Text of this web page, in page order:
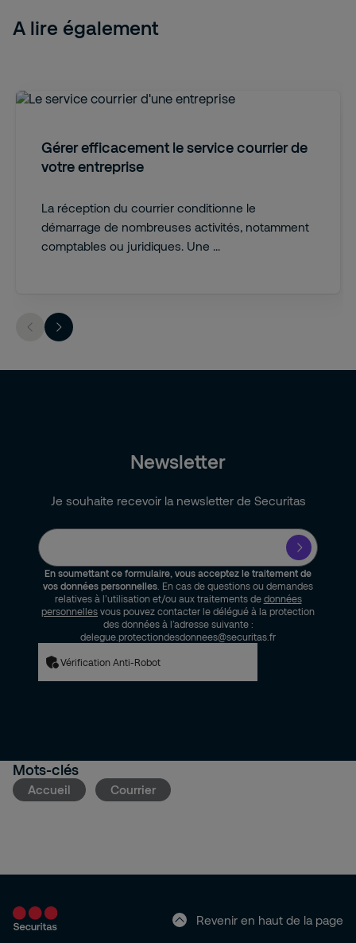
A lire également
Gérer efficacement le service courrier de
votre entreprise
La réception du courrier conditionne le
démarrage de nombreuses activités, notamment
comptables ou juridiques. Une ...
Newsletter
Je souhaite recevoir la newsletter de Securitas
En soumettant ce formulaire, vous acceptez le traitement de
vos données personnelles . En cas de questions ou demandes
relatives à l’utilisation et/ou aux traitements de données
personnelles vous pouvez contacter le délégué à la protection
des données à l’adresse suivante :
delegue.protectiondesdonnees@securitas.fr
Vérification Anti-Robot
Mots-clés
Accueil Courrier
Revenir en haut de la page